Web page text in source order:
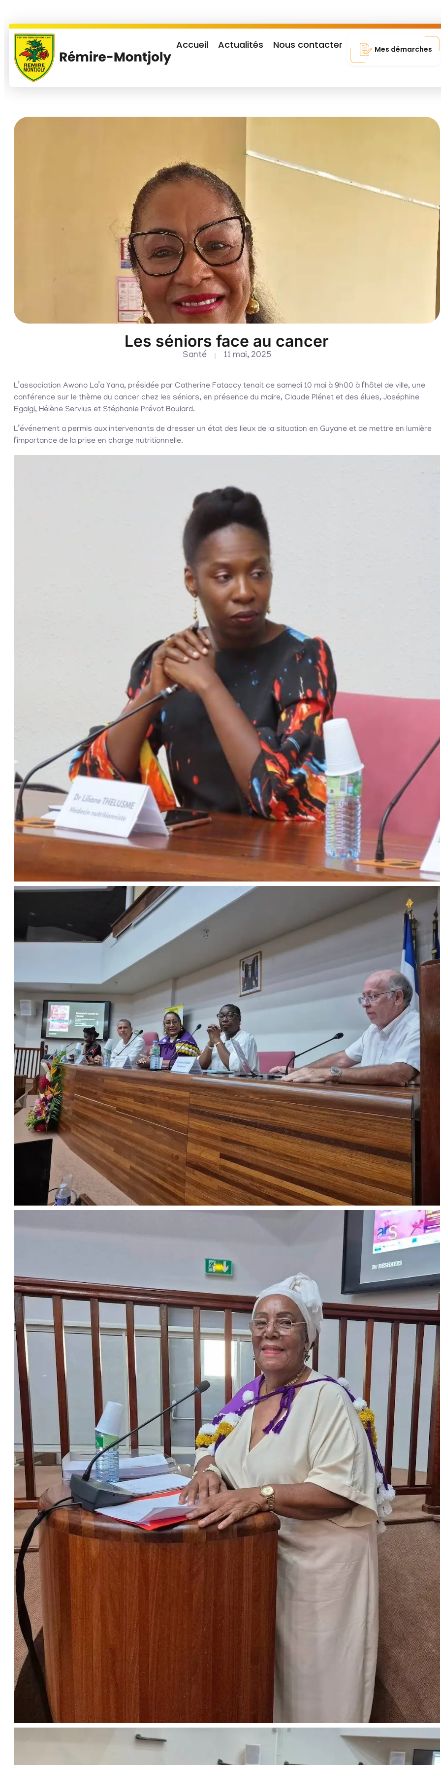
Accueil Actualités Nous contacter Mes démarches
Les séniors face au cancer
Santé 11 mai, 2025
L’association Awono La’a Yana, présidée par Catherine Fataccy tenait ce samedi 10 mai à 9h00 à l’hôtel de ville, une
conférence sur le thème du cancer chez les séniors, en présence du maire, Claude Plénet et des élues, Joséphine
Egalgi, Hélène Servius et Stéphanie Prévot Boulard.
L’événement a permis aux intervenants de dresser un état des lieux de la situation en Guyane et de mettre en lumière
l’importance de la prise en charge nutritionnelle.